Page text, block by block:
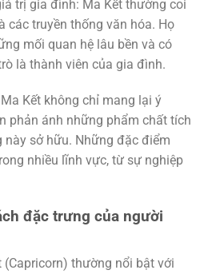
trị gia đình: Ma Kết thường coi
các truyền thống văn hóa. Họ
mối quan hệ lâu bền và có
là thành viên của gia đình.
Kết không chỉ mang lại ý
phản ánh những phẩm chất tích
sở hữu. Những đặc điểm
nhiều lĩnh vực, từ sự nghiệp
đặc trưng của người
thường nổi bật với